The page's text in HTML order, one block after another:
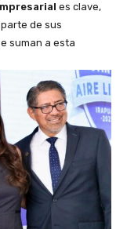
es clave,
de sus
suman a esta